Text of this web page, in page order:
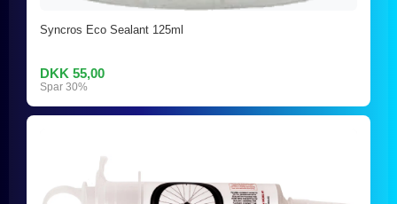
Syncros Eco Sealant 125ml
DKK 55,00
Spar 30%